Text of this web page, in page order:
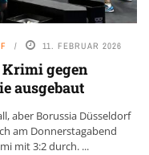
11. FEBRUAR 2026
gegen
ausgebaut
aber Borussia Düsseldorf
am Donnerstagabend
mit 3:2 durch. ...